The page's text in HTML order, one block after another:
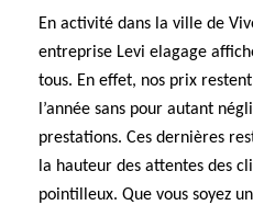
En activité dans la ville de
entreprise Levi elagage
tous. En effet, nos prix
l’année sans pour autant
prestations. Ces dernières
la hauteur des attentes des
pointilleux. Que vous soyez